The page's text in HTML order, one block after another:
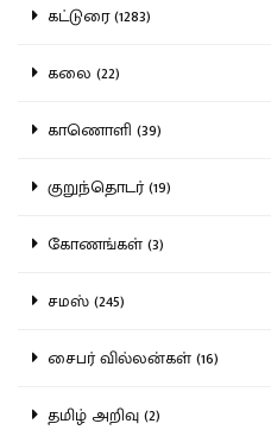
கட்டுரை (1283)
கலை (22)
காணொளி (39)
குறுந்தொடர் (19)
கோணங்கள் (3)
சமஸ் (245)
சைபர் வில்லன்கள் (16)
தமிழ் அறிவு (2)